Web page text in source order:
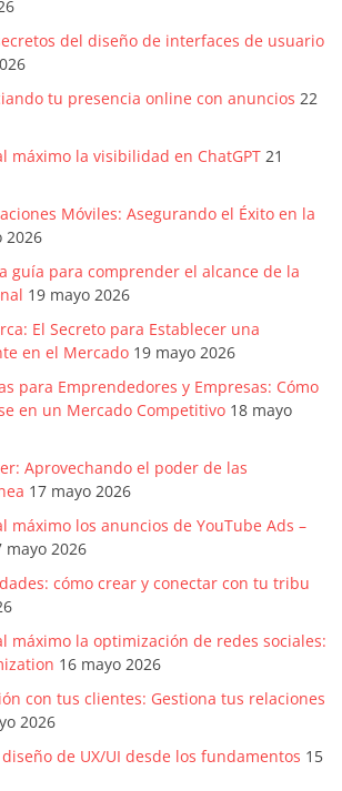
del diseño de interfaces de usuario
tu presencia online con anuncios 22
máximo la visibilidad en ChatGPT 21
Móviles: Asegurando el Éxito en la
2026
guía para comprender el alcance de la
19 mayo 2026
El Secreto para Establecer una
en el Mercado 19 mayo 2026
para Emprendedores y Empresas: Cómo
en un Mercado Competitivo 18 mayo
Aprovechando el poder de las
17 mayo 2026
máximo los anuncios de YouTube Ads –
mayo 2026
cómo crear y conectar con tu tribu
máximo la optimización de redes sociales:
16 mayo 2026
con tus clientes: Gestiona tus relaciones
2026
de UX/UI desde los fundamentos 15